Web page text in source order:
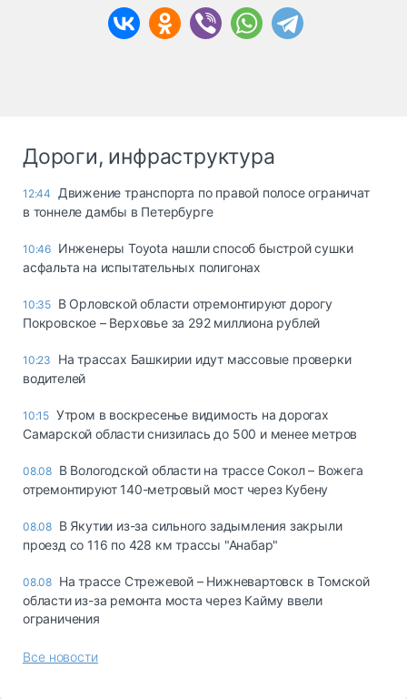
Дороги, инфраструктура
12:44
Движение транспорта по правой полосе ограничат
в тоннеле дамбы в Петербурге
10:46 Инженеры Toyota нашли способ быстрой сушки
асфальта на испытательных полигонах
10:35 В Орловской области отремонтируют дорогу
Покровское – Верховье за 292 миллиона рублей
10:23
На трассах Башкирии идут массовые проверки
водителей
10:15 Утром в воскресенье видимость на дорогах
Самарской области снизилась до 500 и менее метров
08.08 В Вологодской области на трассе Сокол – Вожега
отремонтируют 140-метровый мост через Кубену
08.08 В Якутии из-за сильного задымления закрыли
проезд со 116 по 428 км трассы "Анабар"
08.08 На трассе Стрежевой – Нижневартовск в Томской
области из-за ремонта моста через Кайму ввели
ограничения
Все новости